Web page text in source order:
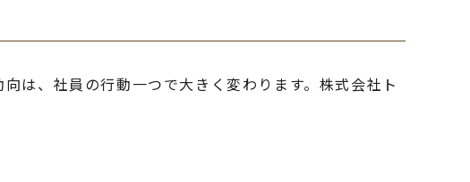
は、社員の行動一つで大きく変わります。株式会社ト